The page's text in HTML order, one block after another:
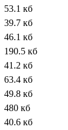
53.1 кб
39.7 кб
46.1 кб
190.5 кб
41.2 кб
63.4 кб
49.8 кб
480 кб
40.6 кб